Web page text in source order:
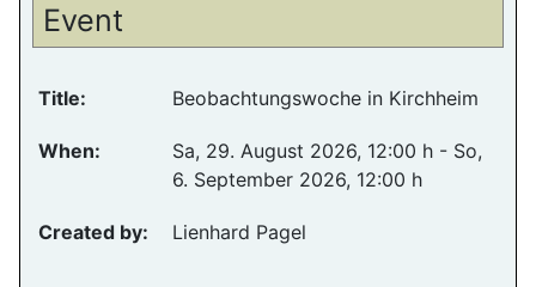
Event
Title: Beobachtungswoche in Kirchheim
When: Sa, 29. August 2026, 12:00 h - So,
6. September 2026, 12:00 h
Created by: Lienhard Pagel